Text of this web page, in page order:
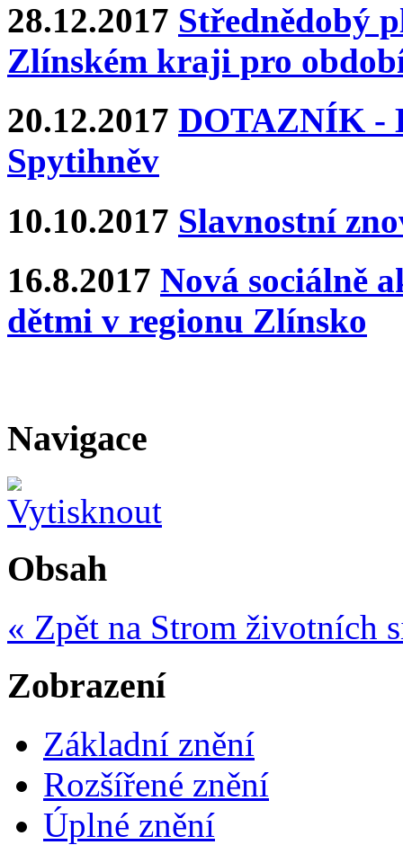
28.12.2017 Střednědobý
Zlínském kraji pro
20.12.2017 DOTAZNÍK -
Spytihněv
10.10.2017 Slavnostní
16.8.2017 Nová sociálně
dětmi v regionu Zlínsko
Navigace
Obsah
« Zpět na Strom životních
Zobrazení
Základní znění
Rozšířené znění
Úplné znění